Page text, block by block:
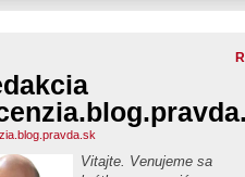
Vitajte. Venujeme sa